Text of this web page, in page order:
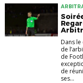
Dans
de
de
de
ses...